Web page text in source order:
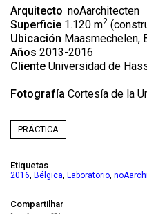
Arquitecto noAarchitecten
Superficie 1.120 m2
Ubicación Maasmechelen,
Años 2013-2016
Cliente Universidad de
Fotografía Cortesía de la
PRÁCTICA
Etiquetas
2016 Bélgica Laboratorio
Compartilhar